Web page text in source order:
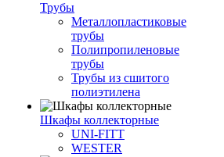
Трубы
Металлопластиковые
трубы
Полипропиленовые
трубы
Трубы из сшитого
полиэтилена
Шкафы коллекторные
UNI-FITT
WESTER